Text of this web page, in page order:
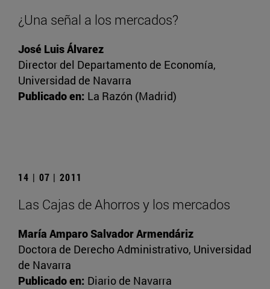
¿Una señal a los mercados?
José Luis Álvarez
Director del Departamento de Economía,
Universidad de Navarra
Publicado en: La Razón (Madrid)
14 | 07 | 2011
Las Cajas de Ahorros y los mercados
María Amparo Salvador Armendáriz
Doctora de Derecho Administrativo, Universidad
de Navarra
Publicado en: Diario de Navarra